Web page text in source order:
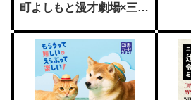
町よしもと漫才劇場×三省